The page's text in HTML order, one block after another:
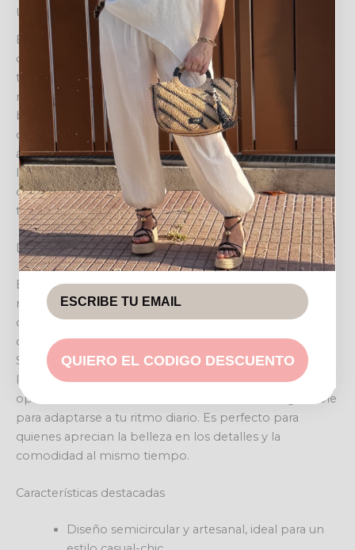
UN TOQUE MEDITERRÁNEO CON EL BOLSO ATENEA
El BOLSO ATENEA es el complemento ideal para
quienes buscan estilo y funcionalidad en sus looks de
temporada. Con un diseño semicircular único y
materiales naturales que evocan la brisa marina, este
bolso grande no solo es un accesorio, sino una
declaración de intenciones. Su estética artesanal,
adornada con detalles cuidadosamente seleccionados,
lo convierte en una pieza versátil para llevar en
cualquier ocasión, desde un día de playa hasta una
tarde de paseo.
Diseño y estilo
Este encantador bolso destaca por su construcción en
rafia trenzada, complementada por un panel frontal
decorado con bordados en tonos claros y elegantes
conchas marinas, aportando un aire bohemio y chic.
Sus dos asas superiores, robustas y cómodas, permiten
llevarlo cómodamente en la mano, mientras que su
opción de bandolera ofrece una versatilidad inigualable
para adaptarse a tu ritmo diario. Es perfecto para
quienes aprecian la belleza en los detalles y la
comodidad al mismo tiempo.
Características destacadas
Diseño semicircular y artesanal, ideal para un
QUIERO EL CODIGO DESCUENTO